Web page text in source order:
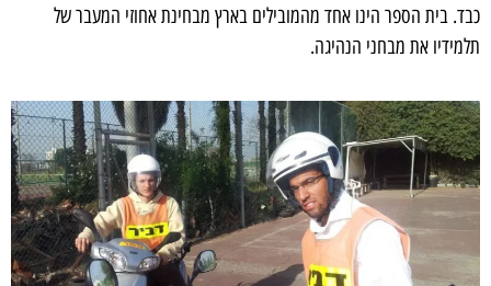
כבד. בית הספר הינו אחד מהמובילים בארץ מבחינת אחוזי המעבר של
תלמידיו את מבחני הנהיגה.